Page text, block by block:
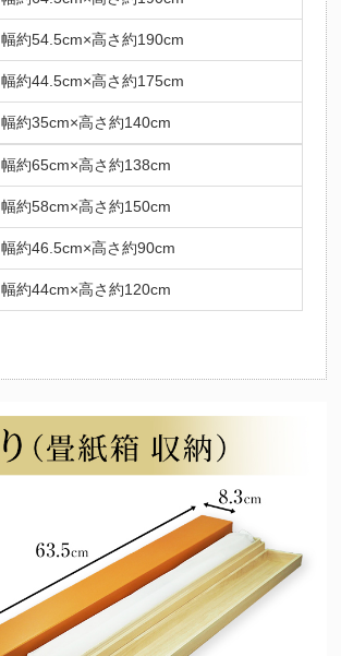
幅約54.5cm×高さ約190cm
幅約44.5cm×高さ約175cm
幅約35cm×高さ約140cm
幅約65cm×高さ約138cm
幅約58cm×高さ約150cm
幅約46.5cm×高さ約90cm
幅約44cm×高さ約120cm